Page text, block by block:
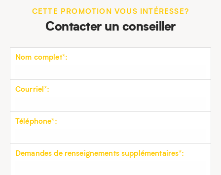
CETTE PROMOTION VOUS INTÉRESSE?
Contacter un conseiller
Nom complet*:
Courriel*:
Téléphone*:
Demandes de renseignements supplémentaires*: